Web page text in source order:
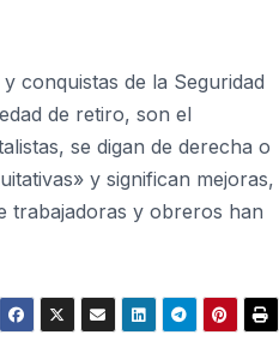
conquistas de la Seguridad
de retiro, son el
se digan de derecha o
y significan mejoras,
trabajadoras y obreros han